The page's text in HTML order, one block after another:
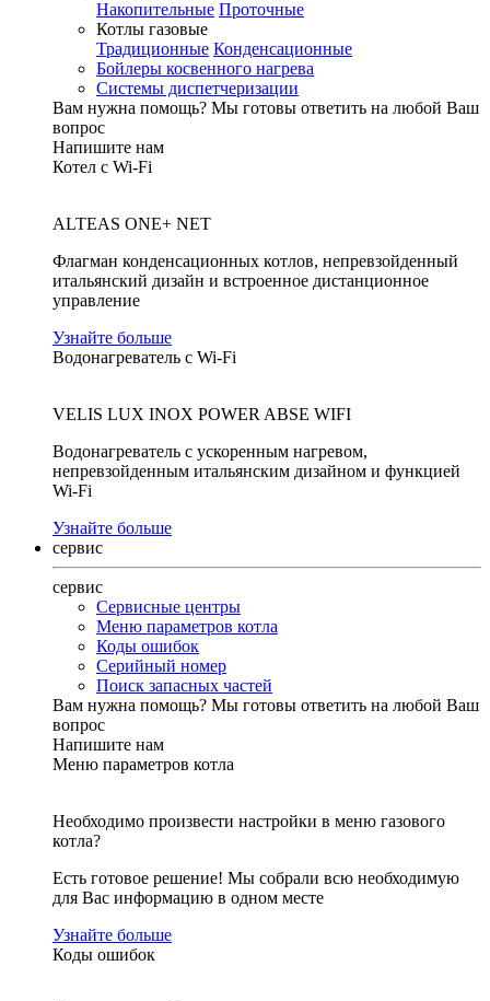
Накопительные Проточные
Котлы газовые
Традиционные Конденсационные
Бойлеры косвенного нагрева
Системы диспетчеризации
Вам нужна помощь? Мы готовы ответить на любой Ваш
вопрос
Напишите нам
Котел с Wi-Fi
ALTEAS ONE+ NET
Флагман конденсационных котлов, непревзойденный
итальянский дизайн и встроенное дистанционное
управление
Узнайте больше
Водонагреватель с Wi-Fi
VELIS LUX INOX POWER ABSE WIFI
Водонагреватель с ускоренным нагревом,
непревзойденным итальянским дизайном и функцией
Wi-Fi
Узнайте больше
сервис
сервис
Сервисные центры
Меню параметров котла
Коды ошибок
Серийный номер
Поиск запасных частей
Вам нужна помощь? Мы готовы ответить на любой Ваш
вопрос
Напишите нам
Меню параметров котла
Необходимо произвести настройки в меню газового
котла?
Есть готовое решение! Мы собрали всю необходимую
для Вас информацию в одном месте
Узнайте больше
Коды ошибок